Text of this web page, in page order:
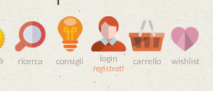
ricerca consigli
login
registrati
carrello wishlist